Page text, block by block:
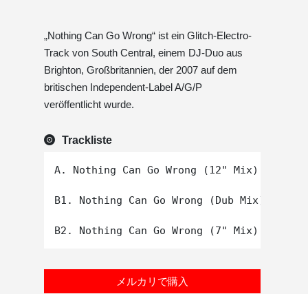
„Nothing Can Go Wrong“ ist ein Glitch-Electro-
Track von South Central, einem DJ-Duo aus
Brighton, Großbritannien, der 2007 auf dem
britischen Independent-Label A/G/P
veröffentlicht wurde.
Trackliste
A. Nothing Can Go Wrong (12" Mix)
B1. Nothing Can Go Wrong (Dub Mix)
メルカリで購入